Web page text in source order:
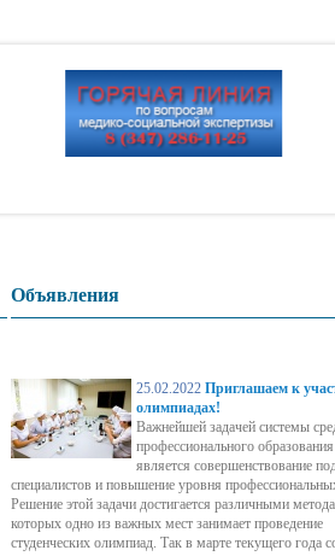
на бесплатное
доверия
- нет!
обеспечения
Объявления
25.02.2022 Приглашаем к
олимпиадах!
Важнейшей задачей системы
профессионального
является совершенствование
специалистов и повышение уровня
Решение этой задачи достигается различными
которых одно из важных мест занимает проведение
студенческих олимпиад. Так в марте текущего года